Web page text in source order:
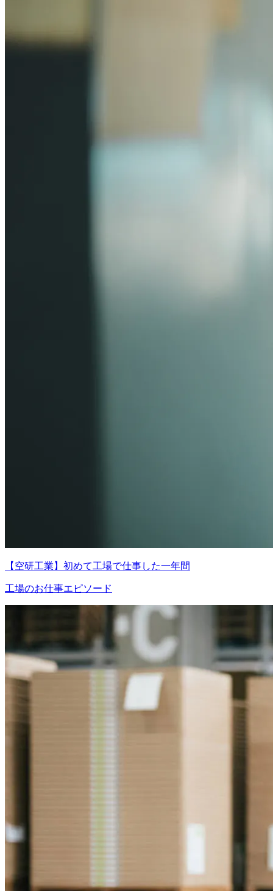
【空研工業】初めて工場で仕事した一年間
工場のお仕事エピソード